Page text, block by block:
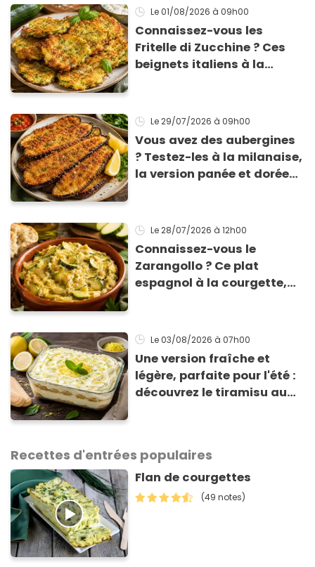
Le 01/08/2026 à 09h00
Connaissez-vous les
Fritelle di Zucchine ? Ces
beignets italiens à la
Le 29/07/2026 à 09h00
Vous avez des aubergines
? Testez-les à la milanaise,
la version panée et dorée
Le 28/07/2026 à 12h00
Connaissez-vous le
Zarangollo ? Ce plat
espagnol à la courgette,
Le 03/08/2026 à 07h00
Une version fraîche et
légère, parfaite pour l'été :
découvrez le tiramisu au
Recettes d'entrées populaires
Flan de courgettes
(49 notes)